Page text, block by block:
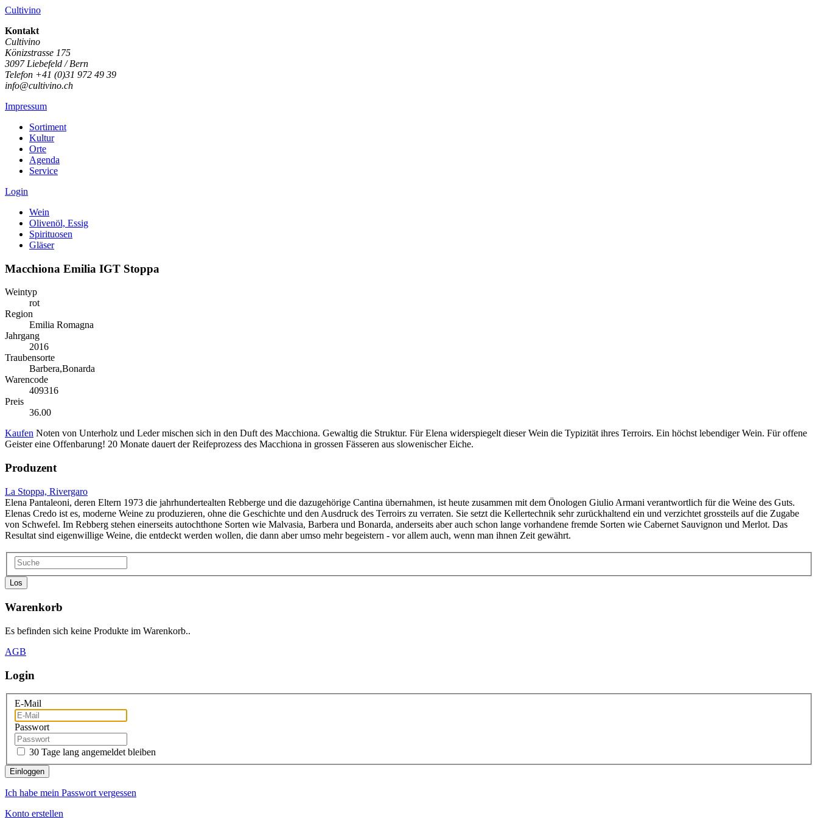
Cultivino
Kontakt
Cultivino
Könizstrasse 175
3097 Liebefeld / Bern
Telefon +41 (0)31 972 49 39
info@cultivino.ch
Impressum
Sortiment
Kultur
Orte
Agenda
Service
Login
Wein
Olivenöl, Essig
Spirituosen
Gläser
Macchiona Emilia IGT Stoppa
Weintyp
rot
Region
Emilia Romagna
Jahrgang
2016
Traubensorte
Barbera,Bonarda
Warencode
409316
Preis
36.00
Kaufen Noten von Unterholz und Leder mischen sich in den Duft des Macchiona. Gewaltig die Struktur. Für Elena widerspiegelt dieser Wein die Typizität ihres Terroirs. Ein höchst lebendiger Wein. Für offene
Geister eine Offenbarung! 20 Monate dauert der Reifeprozess des Macchiona in grossen Fässeren aus slowenischer Eiche.
Produzent
La Stoppa, Rivergaro
Elena Pantaleoni, deren Eltern 1973 die jahrhundertealten Rebberge und die dazugehörige Cantina übernahmen, ist heute zusammen mit dem Önologen Giulio Armani verantwortlich für die Weine des Guts.
Elenas Credo ist es, moderne Weine zu produzieren, ohne die Geschichte und den Ausdruck des Terroirs zu verraten. Sie setzt die Kellertechnik sehr zurückhaltend ein und verzichtet grossteils auf die Zugabe
von Schwefel. Im Rebberg stehen einerseits autochthone Sorten wie Malvasia, Barbera und Bonarda, anderseits aber auch schon lange vorhandene fremde Sorten wie Cabernet Sauvignon und Merlot. Das
Resultat sind eigenwillige Weine, die entdeckt werden wollen, die dann aber umso mehr begeistern - vor allem auch, wenn man ihnen Zeit gewährt.
Los
Warenkorb
Es befinden sich keine Produkte im Warenkorb..
AGB
Login
E-Mail
Passwort
30 Tage lang angemeldet bleiben
Einloggen
Ich habe mein Passwort vergessen
Konto erstellen